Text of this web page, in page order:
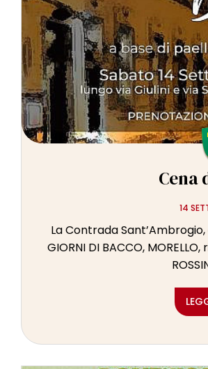
Cena
14
La Contrada
GIORNI DI BACCO,